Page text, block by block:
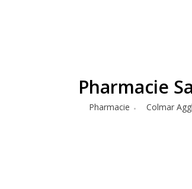
Pharmacie
Pharmacie Colmar